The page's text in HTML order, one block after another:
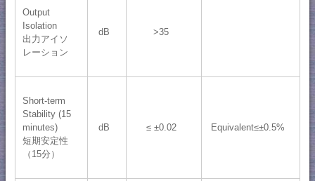
Output
Isolation
出力アイソ
レーション
dB >35
Short-term
Stability (15
minutes)
短期安定性
（15分）
dB ≤ ±0.02 Equivalent≤±0.5%